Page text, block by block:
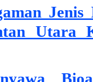
Utara